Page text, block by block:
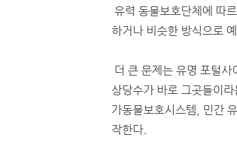
유력 동물보호단체에 따
하거나 비슷한 방식으로
더 큰 문제는 유명 포털사
상당수가 바로 그곳들이
가동물보호시스템, 민간
작한다.